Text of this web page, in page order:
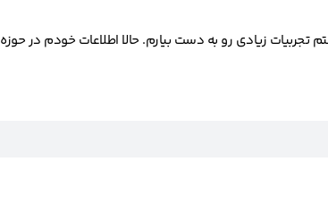
تجربیات زیادی رو به دست بیارم. حالا اطلاعات خودم در حوزه